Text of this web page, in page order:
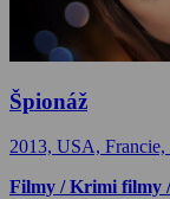
Špionáž
2013, USA, Francie,
Filmy / Krimi filmy